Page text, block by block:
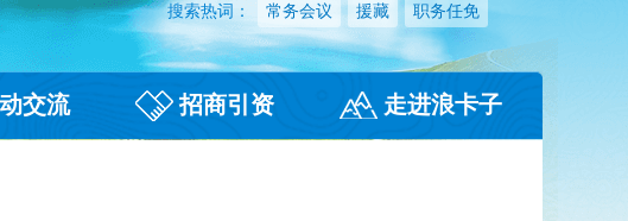
搜索热词： 常务会议 援藏 职务任免
交流 招商引资 走进浪卡子